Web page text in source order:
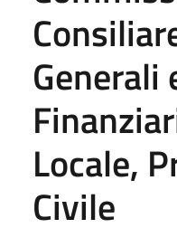
Generali
Locale,
Civile